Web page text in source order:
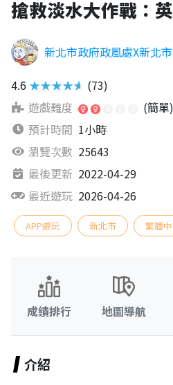
搶救淡水大作戰：
新北市政府政風處X新北
4.6 ★★★★★ (73)
遊戲難度
(簡單)
預計時間 1小時
瀏覽次數 25643
最後更新 2022-04-29
最近遊玩 2026-04-26
APP遊玩 新北市 繁體
成績排行 地圖導航
介紹